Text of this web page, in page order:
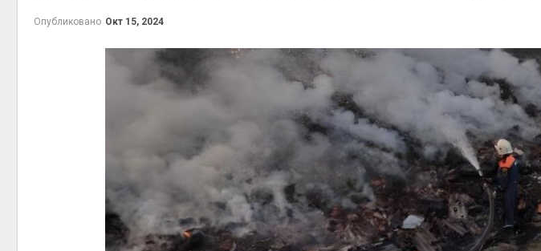
Опубликовано Окт 15, 2024
Дождевая вода с крыш
может помочь городам
переживать жару
Авг 7, 2026
Минприроды
потребовало ускорить
строительство мусорных
объектов и уборку
контейнерных площадок
Авг 7, 2026
Панамский канал вновь